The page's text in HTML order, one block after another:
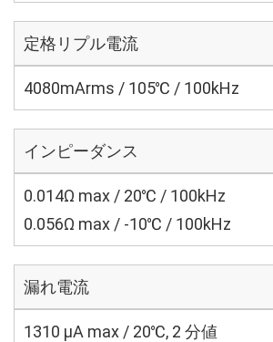
定格リプル電流
4080mArms / 105℃ / 100kHz
インピーダンス
0.014Ω max / 20℃ / 100kHz
0.056Ω max / -10℃ / 100kHz
漏れ電流
1310 μA max / 20℃, 2 分値